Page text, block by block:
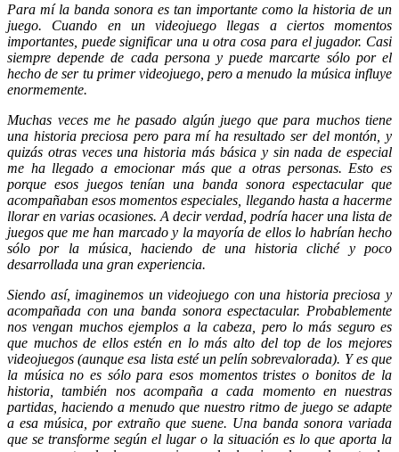
Para mí la banda sonora es tan importante como la historia de un
juego. Cuando en un videojuego llegas a ciertos momentos
importantes, puede significar una u otra cosa para el jugador. Casi
siempre depende de cada persona y puede marcarte sólo por el
hecho de ser tu primer videojuego, pero a menudo la música influye
enormemente.
Muchas veces me he pasado algún juego que para muchos tiene
una historia preciosa pero para mí ha resultado ser del montón, y
quizás otras veces una historia más básica y sin nada de especial
me ha llegado a emocionar más que a otras personas. Esto es
porque esos juegos tenían una banda sonora espectacular que
acompañaban esos momentos especiales, llegando hasta a hacerme
llorar en varias ocasiones. A decir verdad, podría hacer una lista de
juegos que me han marcado y la mayoría de ellos lo habrían hecho
sólo por la música, haciendo de una historia cliché y poco
desarrollada una gran experiencia.
Siendo así, imaginemos un videojuego con una historia preciosa y
acompañada con una banda sonora espectacular. Probablemente
nos vengan muchos ejemplos a la cabeza, pero lo más seguro es
que muchos de ellos estén en lo más alto del top de los mejores
videojuegos (aunque esa lista esté un pelín sobrevalorada). Y es que
la música no es sólo para esos momentos tristes o bonitos de la
historia, también nos acompaña a cada momento en nuestras
partidas, haciendo a menudo que nuestro ritmo de juego se adapte
a esa música, por extraño que suene. Una banda sonora variada
que se transforme según el lugar o la situación es lo que aporta la